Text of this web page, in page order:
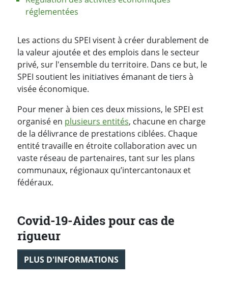
réglementées
Les actions du SPEI visent à créer durablement de
la valeur ajoutée et des emplois dans le secteur
privé, sur l'ensemble du territoire. Dans ce but, le
SPEI soutient les initiatives émanant de tiers à
visée économique.
Pour mener à bien ces deux missions, le SPEI est
organisé en plusieurs entités, chacune en charge
de la délivrance de prestations ciblées. Chaque
entité travaille en étroite collaboration avec un
vaste réseau de partenaires, tant sur les plans
communaux, régionaux qu’intercantonaux et
fédéraux.
Covid-19-Aides pour cas de
rigueur
PLUS D'INFORMATIONS